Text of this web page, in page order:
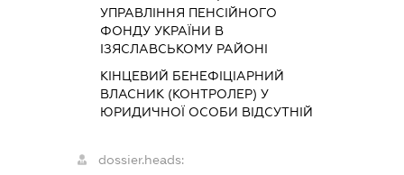
УПРАВЛІННЯ ПЕНСІЙНОГО
ФОНДУ УКРАЇНИ В
ІЗЯСЛАВСЬКОМУ РАЙОНІ
КІНЦЕВИЙ БЕНЕФІЦІАРНИЙ
ВЛАСНИК (КОНТРОЛЕР) У
ЮРИДИЧНОЇ ОСОБИ ВІДСУТНІЙ
dossier.heads: